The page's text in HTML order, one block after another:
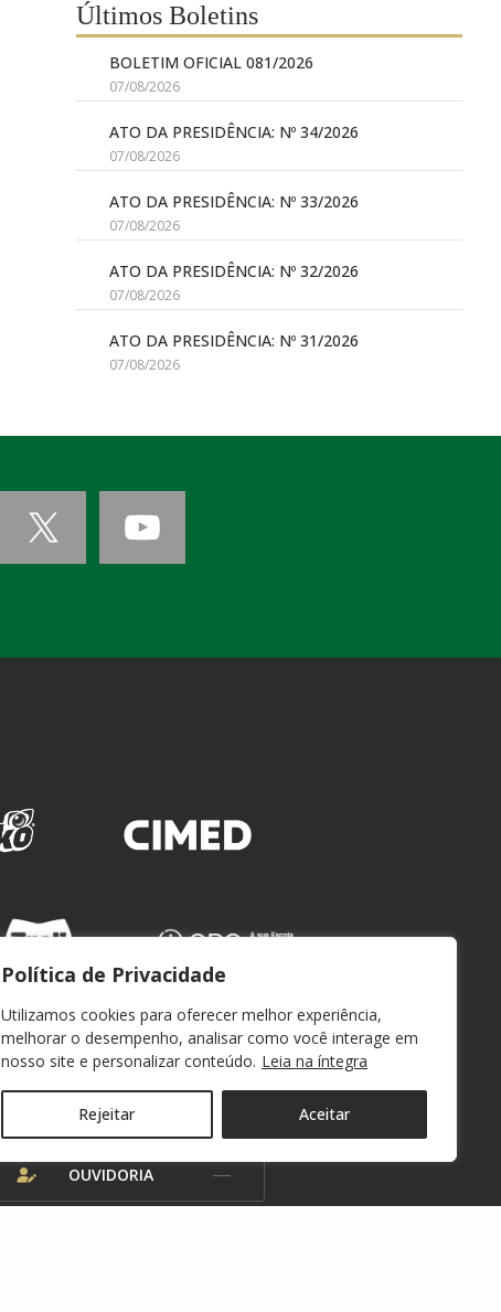
Política de Privacidade
Utilizamos cookies para oferecer melhor experiência,
melhorar o desempenho, analisar como você interage em
nosso site e personalizar conteúdo. Leia na íntegra
Rejeitar Aceitar
Últimos Boletins
BOLETIM OFICIAL 081/2026
07/08/2026
ATO DA PRESIDÊNCIA: Nº 34/2026
07/08/2026
ATO DA PRESIDÊNCIA: Nº 33/2026
07/08/2026
ATO DA PRESIDÊNCIA: Nº 32/2026
07/08/2026
ATO DA PRESIDÊNCIA: Nº 31/2026
07/08/2026
WEBMAIL
OUVIDORIA